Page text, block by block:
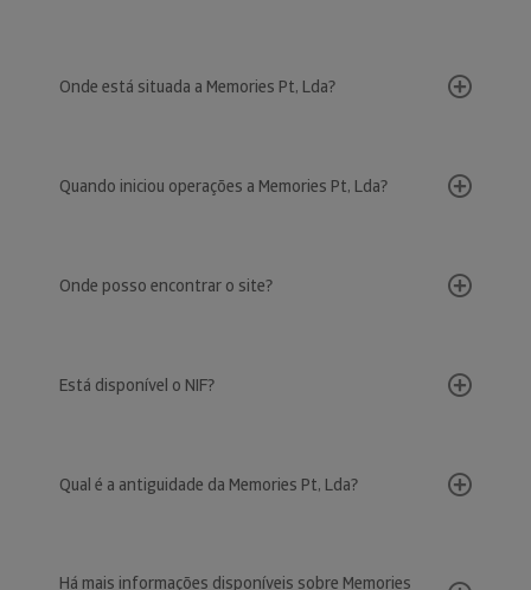
Onde está situada a Memories Pt, Lda?
Quando iniciou operações a Memories Pt, Lda?
Onde posso encontrar o site?
Está disponível o NIF?
Qual é a antiguidade da Memories Pt, Lda?
Há mais informações disponíveis sobre Memories